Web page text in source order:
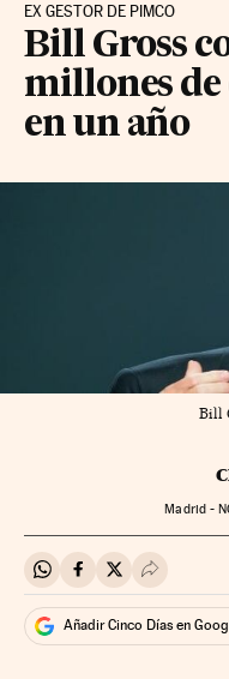
EX GESTOR DE PIMCO
Bill Gross
millones de
en un año
Bill
Madrid -
Compartir en Whatsapp
Compartir en
Compartir en
Añadir Cinco Días en